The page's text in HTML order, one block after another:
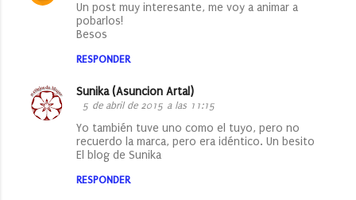
Un post muy interesante, me voy a animar a
pobarlos!
Besos
RESPONDER
Sunika (Asuncion Artal)
5 de abril de 2015 a las 11:15
Yo también tuve uno como el tuyo, pero no
recuerdo la marca, pero era idéntico. Un besito
El blog de Sunika
RESPONDER